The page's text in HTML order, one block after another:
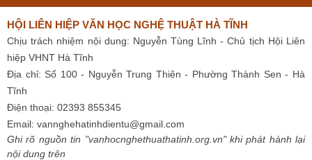
HỘI LIÊN HIỆP VĂN HỌC NGHỆ THUẬT HÀ TĨNH
Chịu trách nhiệm nội dung: Nguyễn Tùng Lĩnh - Chủ tịch Hội Liên
hiệp VHNT Hà Tĩnh
Địa chỉ: Số 100 - Nguyễn Trung Thiên - Phường Thành Sen - Hà
Tĩnh
Điện thoại: 02393 855345
Email: vannghehatinhdientu@gmail.com
Ghi rõ nguồn tin "vanhocnghethuathatinh.org.vn" khi phát hành lại
nội dung trên